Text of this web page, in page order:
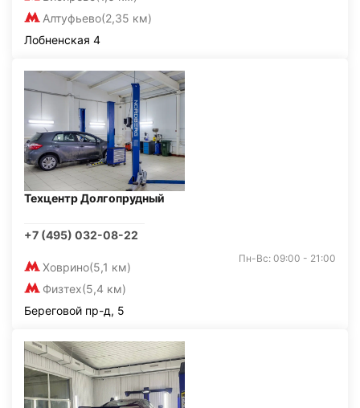
Алтуфьево(2,35 км)
Лобненская 4
Техцентр Долгопрудный
+7 (495) 032-08-22
Ховрино(5,1 км)
Физтех(5,4 км)
Пн-Вс: 09:00 - 21:00
Береговой пр-д, 5